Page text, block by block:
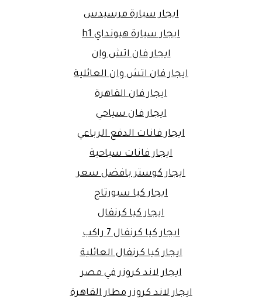
ايجار سيارة مرسيدس
ايجار سيارة هيونداي h1
ايجار فان اتش وان
ايجار فان اتش وان العائلية
ايجار فان القاهرة
ايجار فان سياحي
ايجار فانات الدفع الرباعي
ايجار فانات سياحية
ايجار كوستر بافضل سعر
ايجار كيا سبورتاج
ايجار كيا كرنفال
ايجار كيا كرنفال 7 راكب
ايجار كيا كرنفال العائلية
ايجار لاند كروزر في مصر
ايجار لاند كروزر مطار القاهرة